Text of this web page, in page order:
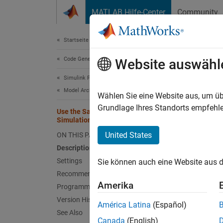
MATLAB Hilfe-Center Community
Startseite der Dokumentation
Code Generation
Simulink PLC Coder
Model Architecture and Design
Use the Same Reserved Names as
Simulation Target
ON THIS PAGE
Description
Settings
Recommended Settings
Programmatic Use
Version History
See Also
Website
Wählen Sie eine Website aus, um
Grundlage Ihres Standorts
United States
Sie können auch eine Website aus
Amerika
América Latina (Español)
Canada (English)